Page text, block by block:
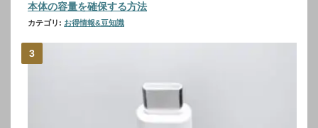
本体の容量を確保する方法
カテゴリ: お得情報&豆知識